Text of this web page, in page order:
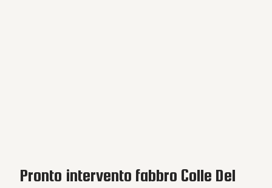
Pronto intervento fabbro Colle Del